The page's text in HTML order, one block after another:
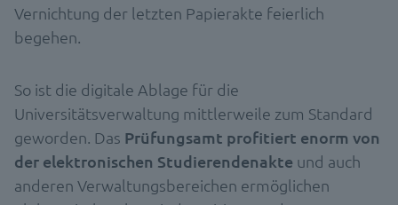
Vernichtung der letzten Papierakte feierlich
begehen.
So ist die digitale Ablage für die
Universitätsverwaltung mittlerweile zum Standard
geworden. Das Prüfungsamt profitiert enorm von
der elektronischen Studierendenakte und auch
anderen Verwaltungsbereichen ermöglichen